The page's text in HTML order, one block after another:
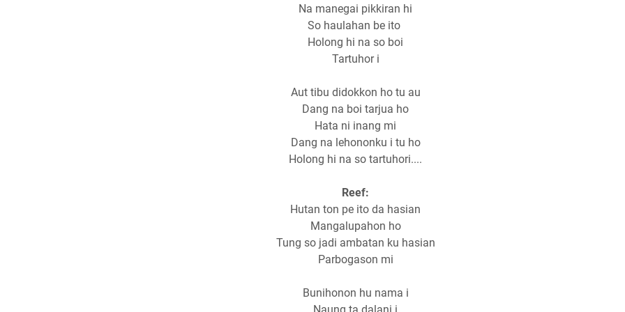
Na manegai pikkiran hi
So haulahan be ito
Holong hi na so boi
Tartuhor i
Aut tibu didokkon ho tu au
Dang na boi tarjua ho
Hata ni inang mi
Dang na lehononku i tu ho
Holong hi na so tartuhori....
Reef:
Hutan ton pe ito da hasian
Mangalupahon ho
Tung so jadi ambatan ku hasian
Parbogason mi
Bunihonon hu nama i